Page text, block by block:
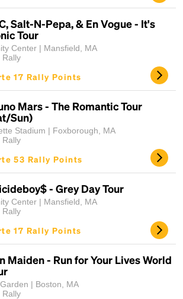
Salt-N-Pepa, & En Vogue - It's
Tour
Center | Mansfield, MA
Rally
17 Rally Points
Mars - The Romantic Tour
Sun)
Stadium | Foxborough, MA
Rally
53 Rally Points
- Grey Day Tour
Center | Mansfield, MA
Rally
17 Rally Points
Maiden - Run for Your Lives World
| Boston, MA
Rally